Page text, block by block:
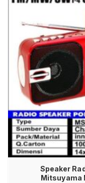
Speaker
Mitsuyama